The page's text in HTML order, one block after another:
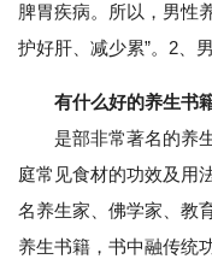
脾胃疾病。所以，男性
护好肝、减少累”。2、
有什么好的养生书
是部非常著名的养生
庭常见食材的功效及用
名养生家、佛学家、教
养生书籍，书中融传统